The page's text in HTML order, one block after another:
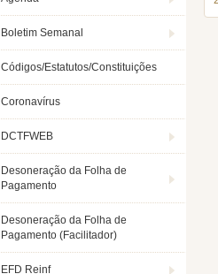
Boletim Semanal
Códigos/Estatutos/Constituições
Coronavírus
DCTFWEB
Desoneração da Folha de
Pagamento
Desoneração da Folha de
Pagamento (Facilitador)
EFD Reinf